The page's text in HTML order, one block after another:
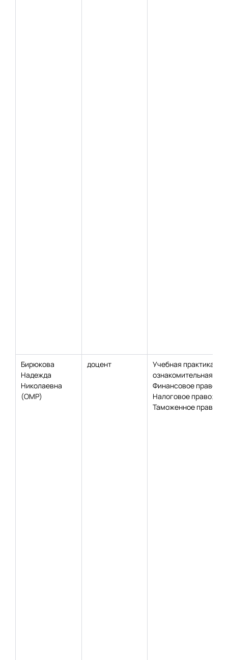
Бирюкова
Надежда
Николаевна
(ОМР)
доцент
Учебная практика,
ознакомительная;
Финансовое право;
Налоговое право;
Таможенное право